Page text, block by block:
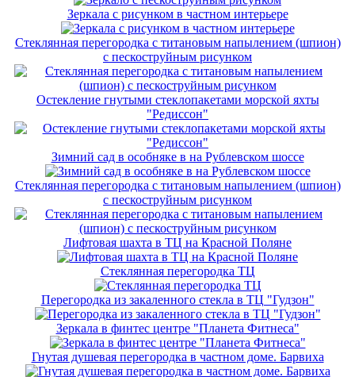
Зеркала с рисунком в частном интерьере
Стеклянная перегородка с титановым напылением (шпион)
с пескоструйным рисунком
Остекление гнутыми стеклопакетами морской яхты
"Редиссон"
Зимний сад в особняке в на Рублевском шоссе
Стеклянная перегородка с титановым напылением (шпион)
с пескоструйным рисунком
Лифтовая шахта в ТЦ на Красной Поляне
Стеклянная перегородка ТЦ
Перегородка из закаленного стекла в ТЦ "Гудзон"
Зеркала в финтес центре "Планета Фитнеса"
Гнутая душевая перегородка в частном доме. Барвиха